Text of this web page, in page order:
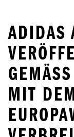
ADIDAS
IT DEM